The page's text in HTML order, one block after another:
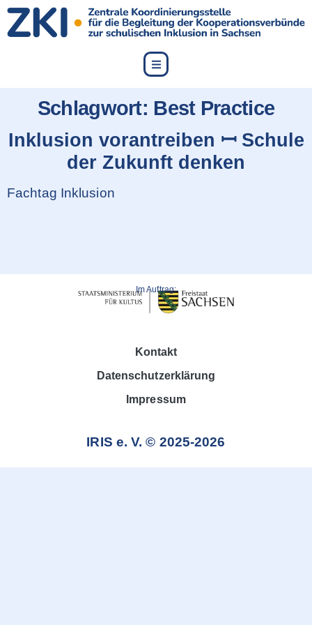
content
Schlagwort: Best Practice
Inklusion vorantreiben ꟷ Schule
der Zukunft denken
Fachtag Inklusion
Im Auftrag:
Kontakt
Datenschutzerklärung
Impressum
IRIS e. V. © 2025-2026